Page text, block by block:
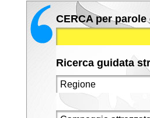
CERCA per parole
Ricerca guidata